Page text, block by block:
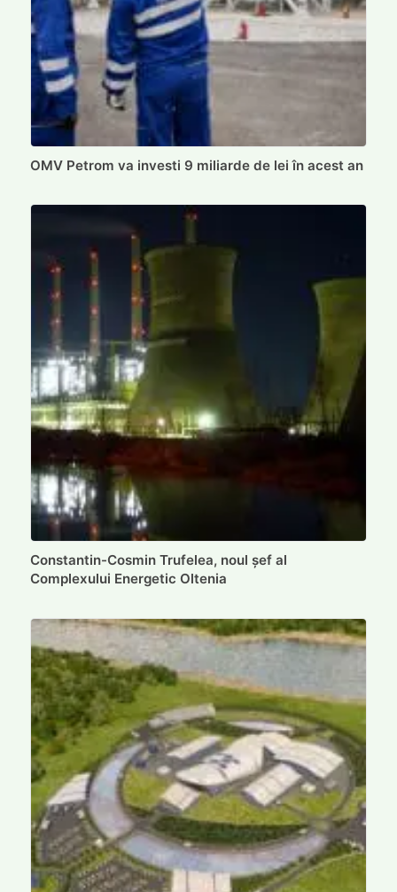
OMV Petrom va investi 9 miliarde de lei în acest an
Constantin-Cosmin Trufelea, noul șef al
Complexului Energetic Oltenia